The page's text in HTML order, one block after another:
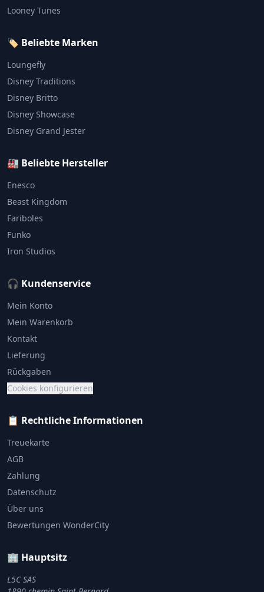
Looney Tunes
🏷️ Beliebte Marken
Loungefly
Disney Traditions
Disney Britto
Disney Showcase
Disney Grand Jester
🏭 Beliebte Hersteller
Enesco
Beast Kingdom
Fariboles
Funko
Iron Studios
🎧 Kundenservice
Mein Konto
Mein Warenkorb
Kontakt
Lieferung
Rückgaben
Cookies konfigurieren
📋 Rechtliche Informationen
Treuekarte
AGB
Zahlung
Datenschutz
Über uns
Bewertungen WonderCity
🏢 Hauptsitz
L5C SAS